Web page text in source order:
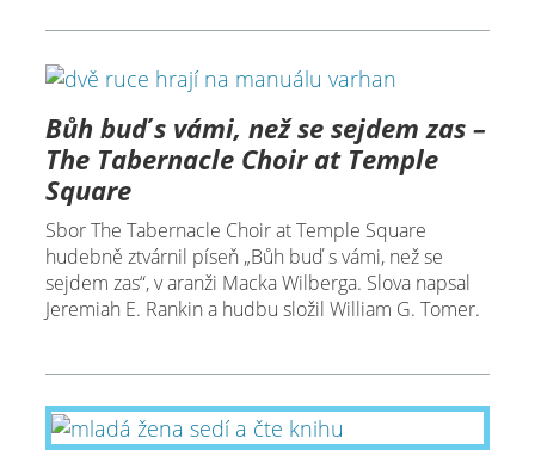
Bůh buď s vámi, než se sejdem zas –
The Tabernacle Choir at Temple
Square
Sbor The Tabernacle Choir at Temple Square
hudebně ztvárnil píseň „Bůh buď s vámi, než se
sejdem zas“, v aranži Macka Wilberga. Slova napsal
Jeremiah E. Rankin a hudbu složil William G. Tomer.